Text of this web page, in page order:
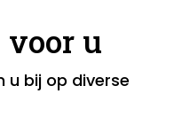
u
u bij op diverse